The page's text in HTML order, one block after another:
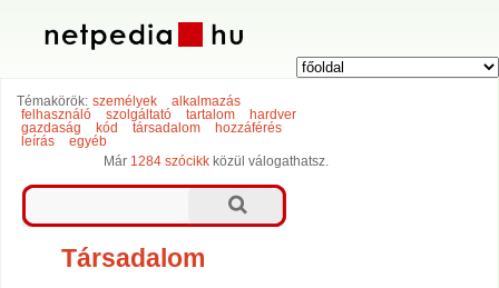
Témakörök: személyek
alkalmazás
felhasználó
szolgáltató tartalom
hardver
gazdaság
kód társadalom
hozzáférés
leírás
egyéb
Már 1284 szócikk közül válogathatsz.
Társadalom